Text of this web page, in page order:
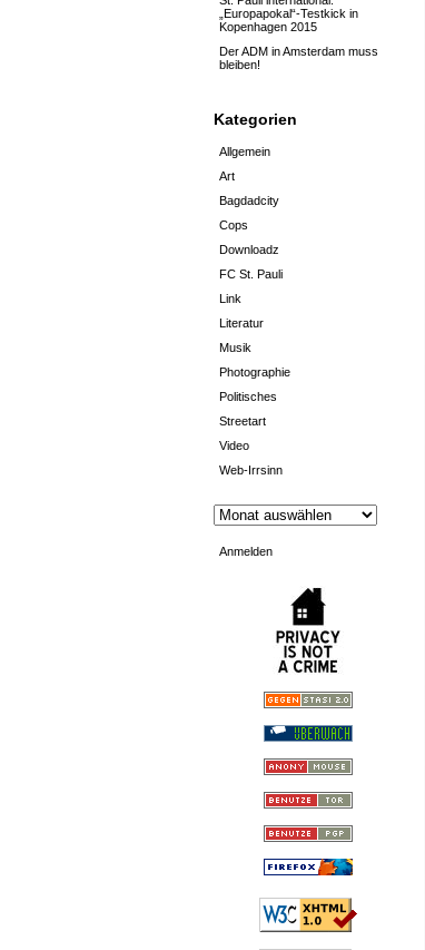
„Europapokal“-Testkick in
Kopenhagen 2015
Der ADM in Amsterdam muss
bleiben!
Kategorien
Allgemein
Art
Bagdadcity
Cops
Downloadz
FC St. Pauli
Link
Literatur
Musik
Photographie
Politisches
Streetart
Video
Web-Irrsinn
Anmelden